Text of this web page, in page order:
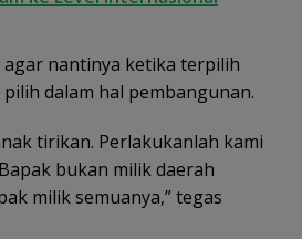
nantinya ketika terpilih
dalam hal pembangunan.
tirikan. Perlakukanlah kami
bukan milik daerah
milik semuanya,” tegas